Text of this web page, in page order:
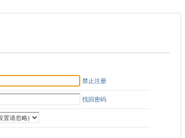
禁止注册
找回密码